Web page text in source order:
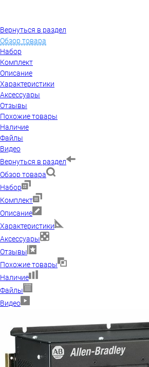
Вернуться в раздел
Обзор товара
Набор
Комплект
Описание
Характеристики
Аксессуары
Отзывы
Похожие товары
Наличие
Файлы
Видео
Вернуться в раздел
Обзор товара
Набор
Комплект
Описание
Характеристики
Аксессуары
Отзывы
Похожие товары
Наличие
Файлы
Видео